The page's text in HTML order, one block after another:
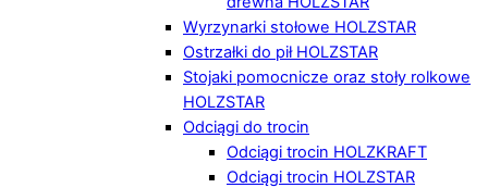
Wyrzynarki stołowe HOLZSTAR
Ostrzałki do pił HOLZSTAR
Stojaki pomocnicze oraz stoły rolkowe
HOLZSTAR
Odciągi do trocin
Odciągi trocin HOLZKRAFT
Odciągi trocin HOLZSTAR